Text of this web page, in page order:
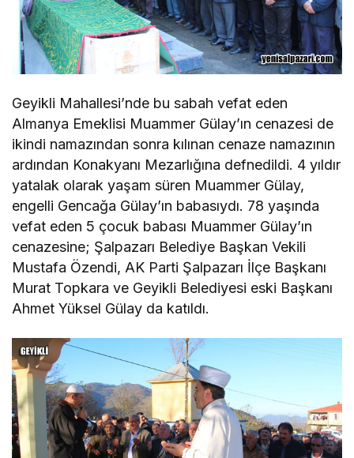
Geyikli Mahallesi’nde bu sabah vefat eden
Almanya Emeklisi Muammer Gülay’ın cenazesi de
ikindi namazından sonra kılınan cenaze namazının
ardından Konakyanı Mezarlığına defnedildi. 4 yıldır
yatalak olarak yaşam süren Muammer Gülay,
engelli Gencağa Gülay’ın babasıydı. 78 yaşında
vefat eden 5 çocuk babası Muammer Gülay’ın
cenazesine; Şalpazarı Belediye Başkan Vekili
Mustafa Özendi, AK Parti Şalpazarı İlçe Başkanı
Murat Topkara ve Geyikli Belediyesi eski Başkanı
Ahmet Yüksel Gülay da katıldı.